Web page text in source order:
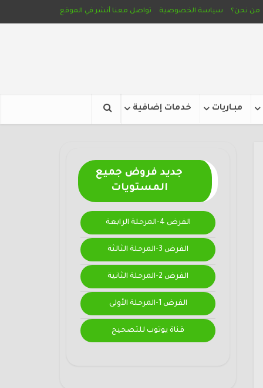
من نحن؟ سياسة الخصوصية تواصل معنا أنشر في الموقع
مبـاريات خدمات إضافية
جديد فروض جميع
المستويات
الفرض 4-المرحلة الرابعة
الفرض 3-المرحلة الثالثة
الفرض 2-المرحلة الثانية
الفرض 1-المرحلة الأولى
قناة يوتوب للتصحيح